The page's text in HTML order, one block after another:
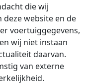
die wij
deze website en de
voertuiggegevens,
wij niet instaan
daarvan.
van externe